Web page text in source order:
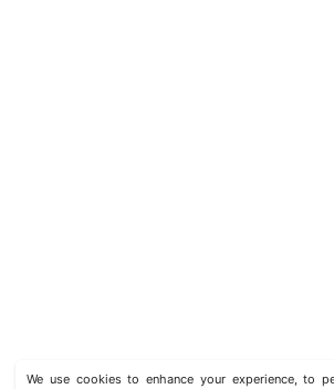
We use cookies to enhance your experience, to